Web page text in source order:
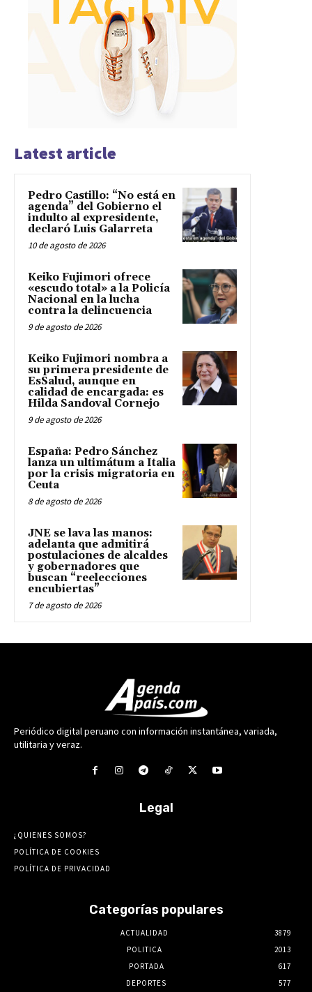
Latest article
Pedro Castillo: “No está en
agenda” del Gobierno el
indulto al expresidente,
declaró Luis Galarreta
10 de agosto de 2026
Keiko Fujimori ofrece
«escudo total» a la Policía
Nacional en la lucha
contra la delincuencia
9 de agosto de 2026
Keiko Fujimori nombra a
su primera presidente de
EsSalud, aunque en
calidad de encargada: es
Hilda Sandoval Cornejo
9 de agosto de 2026
España: Pedro Sánchez
lanza un ultimátum a Italia
por la crisis migratoria en
Ceuta
8 de agosto de 2026
JNE se lava las manos:
adelanta que admitirá
postulaciones de alcaldes
y gobernadores que
buscan “reelecciones
encubiertas”
7 de agosto de 2026
Periódico digital peruano con información instantánea, variada,
utilitaria y veraz.
Legal
¿QUIENES SOMOS?
POLÍTICA DE COOKIES
POLÍTICA DE PRIVACIDAD
Categorías populares
ACTUALIDAD
3879
POLITICA
2013
PORTADA
617
DEPORTES
577